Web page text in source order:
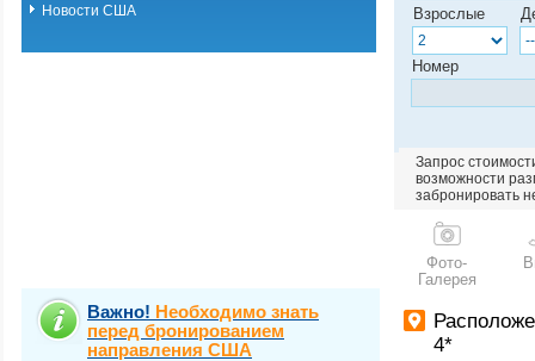
Новости США
Важно! Необходимо знать
перед бронированием
направления США
Взрослые
Номер
Запрос
возможности
забронировать
Фото-
Галерея
4*